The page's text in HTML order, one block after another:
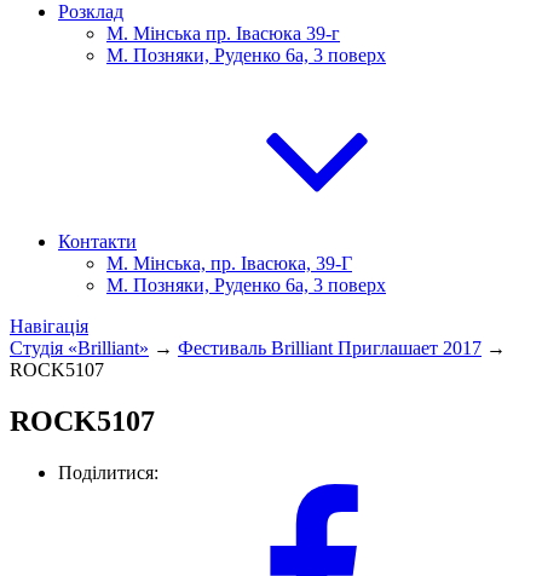
Розклад
М. Мінська пр. Івасюка 39-г
М. Позняки, Руденко 6а, 3 поверх
Контакти
М. Мінська, пр. Івасюка, 39-Г
М. Позняки, Руденко 6а, 3 поверх
Навігація
Студія «Brilliant» → Фестиваль Brilliant Приглашает 2017 →
ROCK5107
ROCK5107
Поділитися: